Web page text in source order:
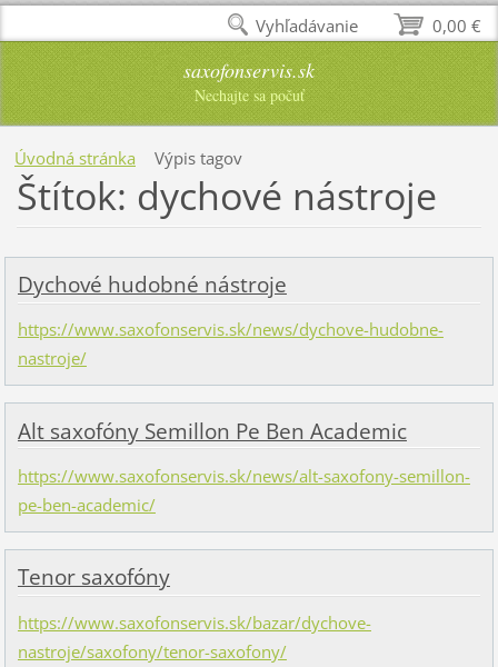
saxofonservis.sk
Nechajte sa počuť
Úvodná stránka Výpis tagov
Štítok: dychové nástroje
Dychové hudobné nástroje
https://www.saxofonservis.sk/news/dychove-hudobne-
nastroje/
Alt saxofóny Semillon Pe Ben Academic
https://www.saxofonservis.sk/news/alt-saxofony-semillon-
pe-ben-academic/
Tenor saxofóny
https://www.saxofonservis.sk/bazar/dychove-
nastroje/saxofony/tenor-saxofony/
0,00 €
Vyhľadávanie